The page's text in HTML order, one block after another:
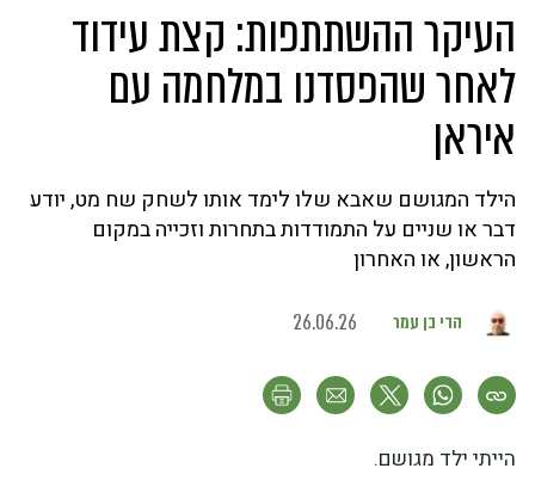
העיקר ההשתתפות: קצת עידוד
לאחר שהפסדנו במלחמה עם
איראן
הילד המגושם שאבא שלו לימד אותו לשחק שח מט, יודע
דבר או שניים על התמודדות בתחרות וזכייה במקום
הראשון, או האחרון
הדי בן עמר 26.06.26
הייתי ילד מגושם.